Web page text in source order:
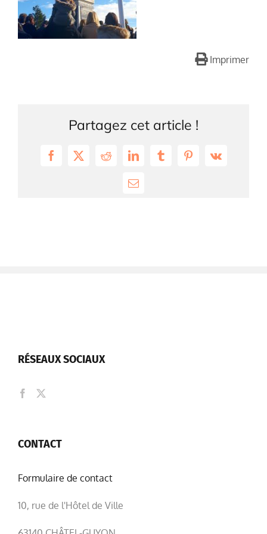
Imprimer
Partagez cet article !
Facebook
X RedditLinkedInTumblrPinterest
Vk
Email
RÉSEAUX SOCIAUX
CONTACT
Formulaire de contact
10, rue de l'Hôtel de Ville